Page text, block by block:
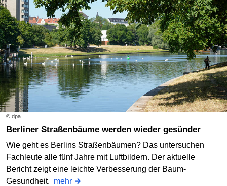
© dpa
Berliner Straßenbäume werden wieder gesünder
Wie geht es Berlins Straßenbäumen? Das untersuchen
Fachleute alle fünf Jahre mit Luftbildern. Der aktuelle
Bericht zeigt eine leichte Verbesserung der Baum-
Gesundheit. mehr